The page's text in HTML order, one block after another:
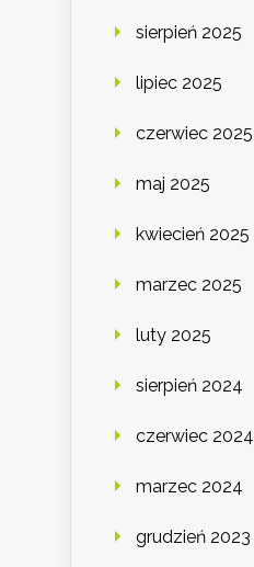
sierpień 2025
lipiec 2025
czerwiec 2025
maj 2025
kwiecień 2025
marzec 2025
luty 2025
sierpień 2024
czerwiec 2024
marzec 2024
grudzień 2023